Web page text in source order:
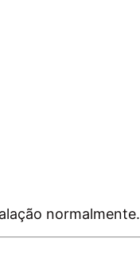
normalmente.